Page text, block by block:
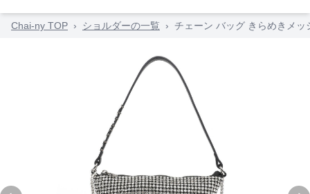
Chai-ny TOP › ショルダーの一覧 › チェーン バッグ きらめきメッ